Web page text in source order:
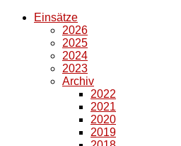
Einsätze
2026
2025
2024
2023
Archiv
2022
2021
2020
2019